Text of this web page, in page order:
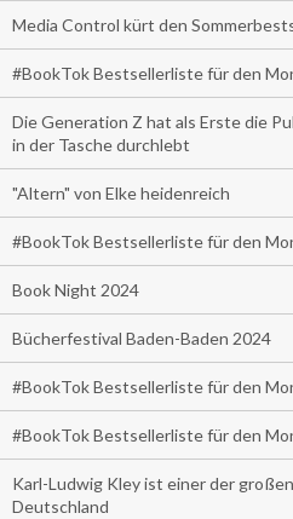
Media Control kürt den
#BookTok Bestsellerliste für den
Die Generation Z hat als Erste die
in der Tasche durchlebt
"Altern" von Elke heidenreich
#BookTok Bestsellerliste für den
Book Night 2024
Bücherfestival Baden-Baden 2024
#BookTok Bestsellerliste für den
#BookTok Bestsellerliste für den
Karl-Ludwig Kley ist einer der
Deutschland